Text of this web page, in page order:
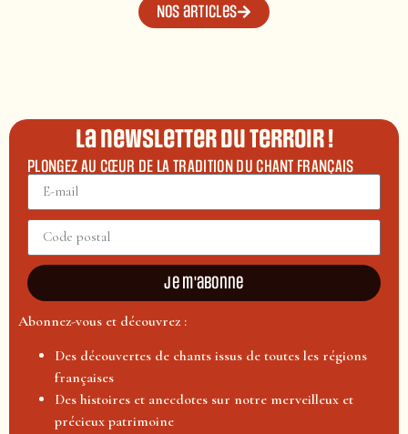
Nos articles
La newsletter du terroir !
PLONGEZ AU CŒUR DE LA TRADITION DU CHANT FRANÇAIS
Je m'abonne
Abonnez-vous et découvrez :
Des découvertes de chants issus de toutes les régions
françaises
Des histoires et anecdotes sur notre merveilleux et
précieux patrimoine